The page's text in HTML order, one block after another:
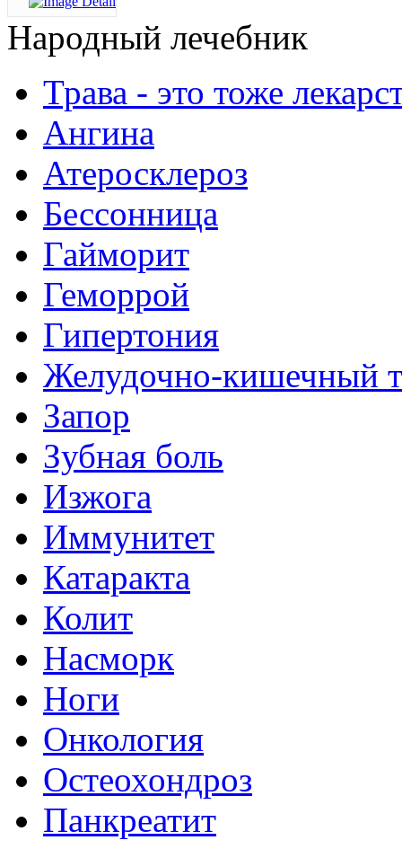
Народный лечебник
Трава - это тоже
Ангина
Атеросклероз
Бессонница
Гайморит
Геморрой
Гипертония
Желудочно-кишечный
Запор
Зубная боль
Изжога
Иммунитет
Катаракта
Колит
Насморк
Ноги
Онкология
Остеохондроз
Панкреатит